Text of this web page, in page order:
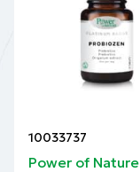
10033737
Power of Nature